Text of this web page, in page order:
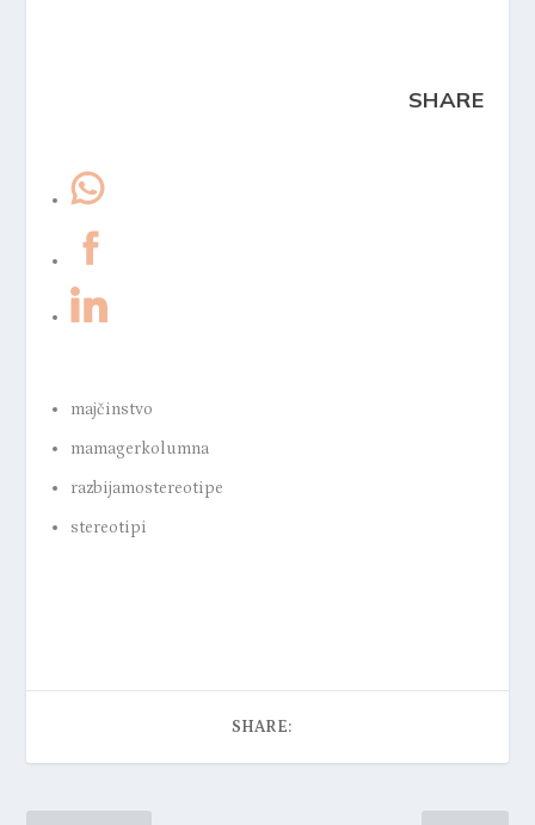
SHARE
majčinstvo
mamagerkolumna
razbijamostereotipe
stereotipi
SHARE: